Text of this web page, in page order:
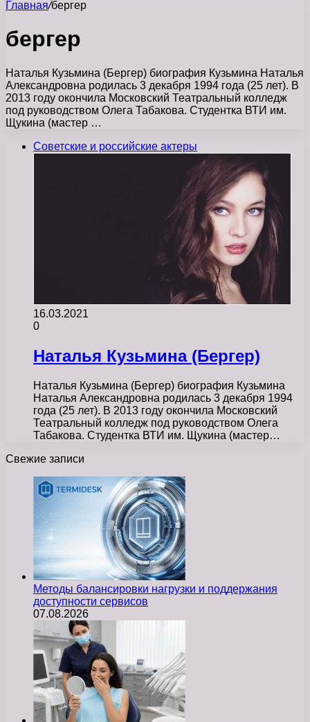
Главная/бергер
бергер
Наталья Кузьмина (Бергер) биография Кузьмина Наталья
Александровна родилась 3 декабря 1994 года (25 лет). В
2013 году окончила Московский Театральный колледж
под руководством Олега Табакова. Студентка ВТИ им.
Щукина (мастер …
Советские и российские актеры
16.03.2021
0
Наталья Кузьмина (Бергер)
Наталья Кузьмина (Бергер) биография Кузьмина
Наталья Александровна родилась 3 декабря 1994
года (25 лет). В 2013 году окончила Московский
Театральный колледж под руководством Олега
Табакова. Студентка ВТИ им. Щукина (мастер…
Свежие записи
Методы балансировки нагрузки и поддержания
доступности сервисов
07.08.2026